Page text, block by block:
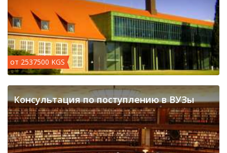
от 2537500 KGS
Консультация по поступлению в ВУЗы